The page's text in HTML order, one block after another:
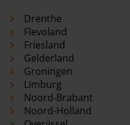
Drenthe
Flevoland
Friesland
Gelderland
Groningen
Limburg
Noord-Brabant
Noord-Holland